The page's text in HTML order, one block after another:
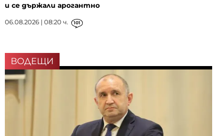
и се държали арогантно
06.08.2026 | 08:20 ч. 101
ВОДЕЩИ